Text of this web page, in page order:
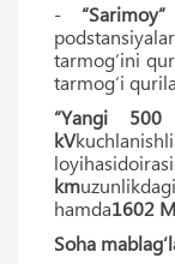
-
tarmog‘ini
tarmog‘i
“Yangi
kV
km
hamda1602
Soha